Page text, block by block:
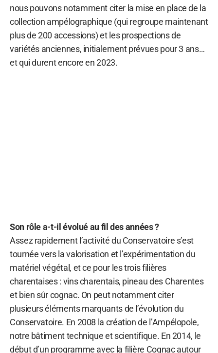
nous pouvons notamment citer la mise en place de la
collection ampélographique (qui regroupe maintenant
plus de 200 accessions) et les prospections de
variétés anciennes, initialement prévues pour 3 ans…
et qui durent encore en 2023.
Son rôle a-t-il évolué au fil des années ?
Assez rapidement l’activité du Conservatoire s’est
tournée vers la valorisation et l’expérimentation du
matériel végétal, et ce pour les trois filières
charentaises : vins charentais, pineau des Charentes
et bien sûr cognac. On peut notamment citer
plusieurs éléments marquants de l’évolution du
Conservatoire. En 2008 la création de l’Ampélopole,
notre bâtiment technique et scientifique. En 2014, le
début d’un programme avec la filière Cognac autour